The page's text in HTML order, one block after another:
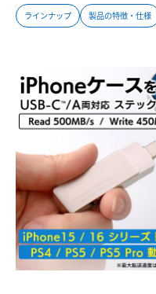
ラインナップ 製品の特徴・仕様